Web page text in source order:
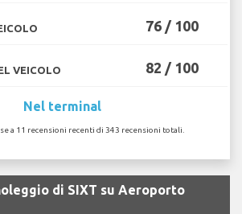
76 / 100
VEICOLO 82 / 100
Nel terminal
a 11 recensioni recenti di 343 recensioni totali.
di SIXT su Aeroporto